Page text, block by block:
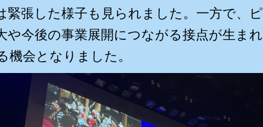
張した様子も見られました。一方で、
や今後の事業展開につながる接点が生ま
機会となりました。